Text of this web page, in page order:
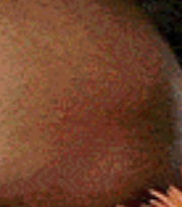
a Bonorva
produttivo del
cruciale tra sfide